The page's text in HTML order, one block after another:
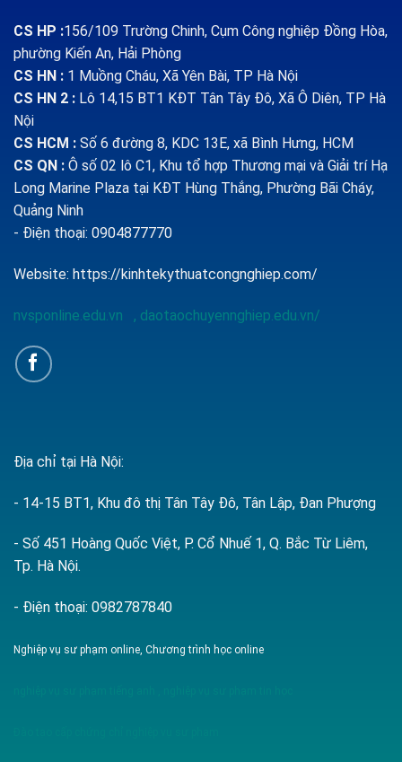
CS HP :156/109 Trường Chinh, Cụm Công nghiệp Đồng Hòa,
phường Kiến An, Hải Phòng
CS HN : 1 Muồng Cháu, Xã Yên Bài, TP Hà Nội
CS HN 2 : Lô 14,15 BT1 KĐT Tân Tây Đô, Xã Ô Diên, TP Hà
Nội
CS HCM : Số 6 đường 8, KDC 13E, xã Bình Hưng, HCM
CS QN : Ô số 02 lô C1, Khu tổ hợp Thương mại và Giải trí Hạ
Long Marine Plaza tại KĐT Hùng Thắng, Phường Bãi Cháy,
Quảng Ninh
- Điện thoại: 0904877770
Website: https://kinhtekythuatcongnghiep.com/
nvsponline.edu.vn , daotaochuyennghiep.edu.vn/
Địa chỉ tại Hà Nội:
- 14-15 BT1, Khu đô thị Tân Tây Đô, Tân Lập, Đan Phượng
- Số 451 Hoàng Quốc Việt, P. Cổ Nhuế 1, Q. Bắc Từ Liêm,
Tp. Hà Nội.
- Điện thoại: 0982787840
Nghiệp vụ sư phạm online, Chương trình học online